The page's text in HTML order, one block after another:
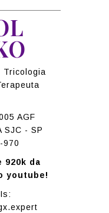
Tricologia
AGF
SJC - SP
970
920k da
youtube!